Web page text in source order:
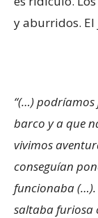
y aburridos. El
“(…)
barco y a que
vivimos
conseguían
funcionaba (…).
saltaba furiosa